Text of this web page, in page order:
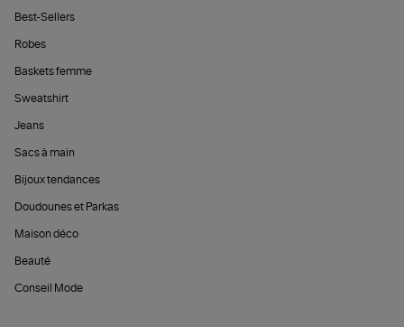
Best-Sellers
Robes
Baskets femme
Sweatshirt
Jeans
Sacs à main
Bijoux tendances
Doudounes et Parkas
Maison déco
Beauté
Conseil Mode